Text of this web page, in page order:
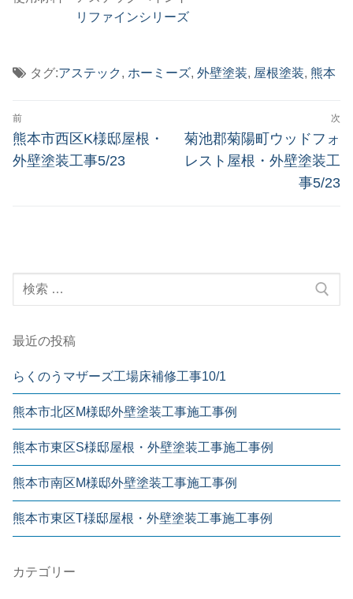
リファインシリーズ
タグ:アステック , ホーミーズ, 外壁塗装, 屋根塗装, 熊本
投
稿
ナ
シ
ョ
前
前
の
熊本市西区K様邸屋根・
外壁塗装工事5/23
次
次
の
菊池郡菊陽町ウッドフォ
レスト屋根・外壁塗装工
事5/23
最近の投稿
らくのうマザーズ工場床補修工事10/1
熊本市北区M様邸外壁塗装工事施工事例
熊本市東区S様邸屋根・外壁塗装工事施工事例
熊本市南区M様邸外壁塗装工事施工事例
熊本市東区T様邸屋根・外壁塗装工事施工事例
カテゴリー